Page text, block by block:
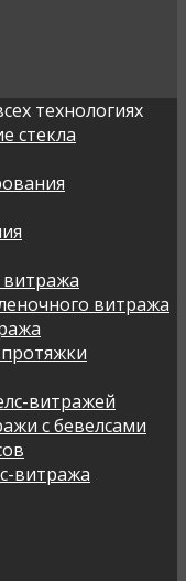
технологиях
стекла
витража
витража
витражей
с бевелсами
витража